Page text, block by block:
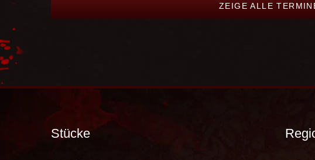
ZEIGE ALLE
Stücke